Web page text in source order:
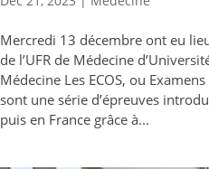
Mercredi 13 décembre ont eu
de l’UFR de Médecine
Médecine Les ECOS, ou
sont une série d’épreuves
puis en France grâce à...